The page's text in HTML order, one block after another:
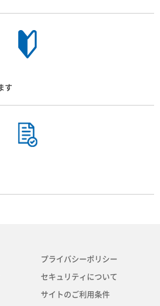
す
プライバシーポリシー
セキュリティについて
サイトのご利用条件